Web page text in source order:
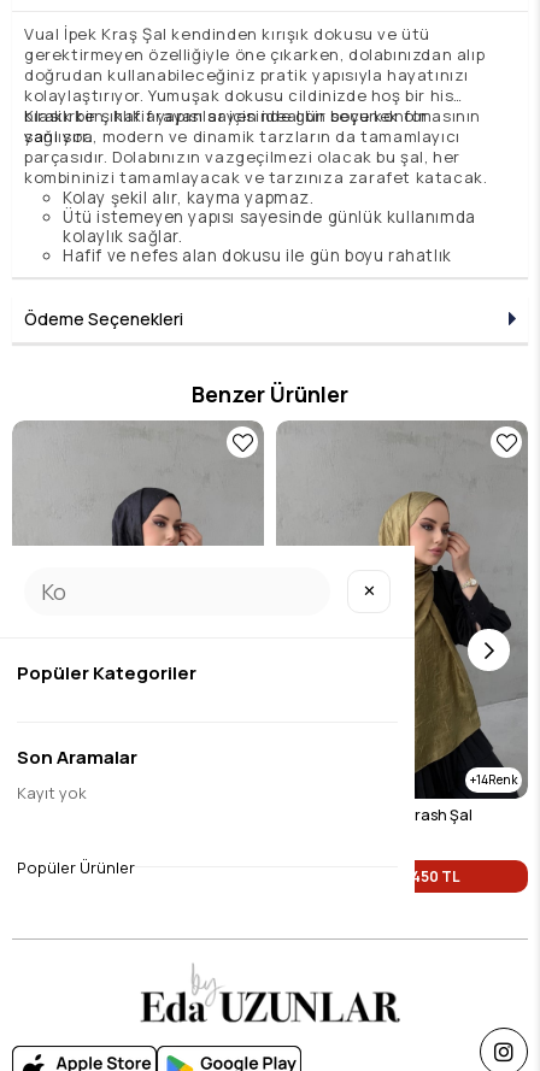
Vual İpek Kraş Şal kendinden kırışık dokusu ve ütü
gerektirmeyen özelliğiyle öne çıkarken, dolabınızdan alıp
doğrudan kullanabileceğiniz pratik yapısıyla hayatınızı
kolaylaştırıyor. Yumuşak dokusu cildinizde hoş bir his
bırakırken, hafif yapısı sayesinde gün boyu konfor
sağlıyor.
Klasik bir şıklık arayanlar için ideal bir seçenek olmasının
yanı sıra, modern ve dinamik tarzların da tamamlayıcı
parçasıdır. Dolabınızın vazgeçilmezi olacak bu şal, her
kombininizi tamamlayacak ve tarzınıza zarafet katacak.
Kolay şekil alır, kayma yapmaz.
Ütü istemeyen yapısı sayesinde günlük kullanımda
kolaylık sağlar.
Hafif ve nefes alan dokusu ile gün boyu rahatlık
sunar
Ödeme Seçenekleri
Benzer Ürünler
Tek Fiyat 450 TL
14
Yağ Yeşili Vual İpek Crash Şal
Tek Fiyat 450 TL
✕
Popüler Kategoriler
Son Aramalar
Kayıt yok
Popüler Ürünler